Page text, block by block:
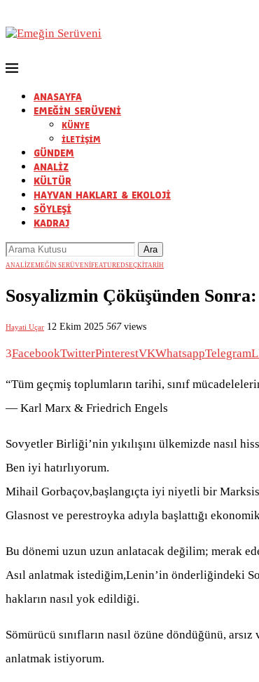
ANASAYFA
EMEĞİN SERÜVENİ
KÜNYE
İLETİŞİM
GÜNDEM
ANALİZ
KÜLTÜR
HAYVAN HAKLARI & EKOLOJİ
SÖYLEŞİ
KADRAJ
ANALİZEMEĞİN SERÜVENİFEATUREDSEÇKİTARİH
Sosyalizmin Çöküşünden
Hayati Uçar 12 Ekim 2025 567views
3FacebookTwitterPinterestVKWhatsappTelegram
“Tüm geçmiş toplumların tarihi, sınıf
— Karl Marx & Friedrich Engels
Sovyetler Birliği’nin yıkılışını ülkemizde nasıl
Ben iyi hatırlıyorum.
Mihail Gorbaçov,başlangıçta iyi niyetli bir
Glasnost ve perestroyka adıyla başlattığı
Bu dönemi uzun uzun anlatacak değilim; merak
Asıl anlatmak istediğim,Lenin’in önderliğindeki
hakların nasıl yok edildiği.
Sömürücü sınıfların nasıl özüne döndüğünü,
anlatmak istiyorum.